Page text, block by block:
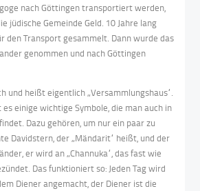
nach Göttingen transportiert werden,
jüdische Gemeinde Geld. 10 Jahre lang
den Transport gesammelt. Dann wurde das
genommen und nach Göttingen
und heißt eigentlich „Versammlungshaus“.
einige wichtige Symbole, die man auch in
Dazu gehören, um nur ein paar zu
Davidstern, der „Mändarit“ heißt, und der
er wird an „Channuka“, das fast wie
Das funktioniert so: Jeden Tag wird
Diener angemacht, der Diener ist die